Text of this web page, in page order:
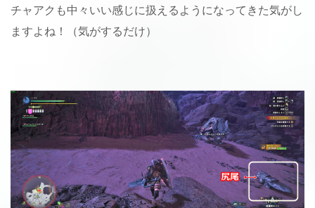
チャアクも中々いい感じに扱えるようになってきた気がし
ますよね！（気がするだけ）